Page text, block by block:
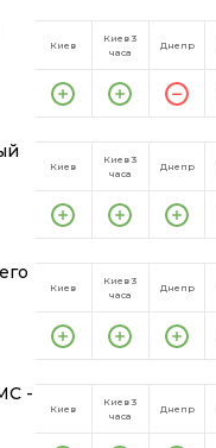
Киев
Киев 3
часа
Днепр
Киев
Киев 3
часа
Днепр
Киев
Киев 3
часа
Днепр
-
Киев
Киев 3
часа
Днепр